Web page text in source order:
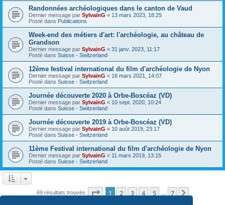
Randonnées archéologiques dans le canton de Vaud
Dernier message par SylvainG « 13 mars 2023, 18:25
Posté dans Publications
Week-end des métiers d'art: l'archéologie, au château de
Grandson
Dernier message par SylvainG « 31 janv. 2023, 11:17
Posté dans Suisse - Switzerland
12ème festival international du film d'archéologie de Nyon
Dernier message par SylvainG « 16 mars 2021, 14:07
Posté dans Suisse - Switzerland
Journée découverte 2020 à Orbe-Boscéaz (VD)
Dernier message par SylvainG « 10 sept. 2020, 10:24
Posté dans Suisse - Switzerland
Journée découverte 2019 à Orbe-Boscéaz (VD)
Dernier message par SylvainG « 10 août 2019, 23:17
Posté dans Suisse - Switzerland
11ème Festival international du film d'archéologie de Nyon
Dernier message par SylvainG « 11 mars 2019, 13:15
Posté dans Suisse - Switzerland
69 résultats trouvés Page 1sur7
1 2 3 4 5 7